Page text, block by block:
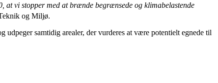
at vi stopper med at brænde begrænsede og klimabelastende
og Miljø.
samtidig arealer, der vurderes at være potentielt egnede til